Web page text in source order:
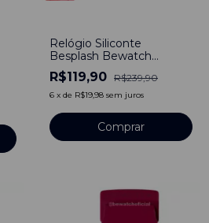
Relógio Siliconte
Besplash Bewatch
Horóscopo
R$119,90 R$239,90
6 x de R$19,98 sem juros